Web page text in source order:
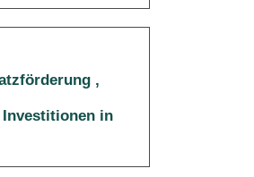
Investitionen in